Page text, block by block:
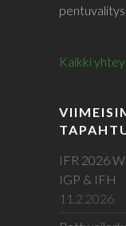
Kaikki
IFR 2026
IGP & IFH
11.2.2026